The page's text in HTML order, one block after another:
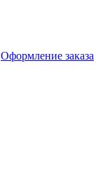
Оформление заказа